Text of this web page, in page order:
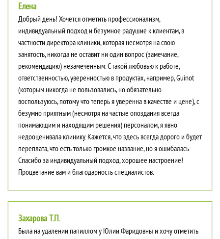
Добрый день! Хочется отметить профессионализм,
индивидуальный подход и безумное радушие к клиентам, в
частности директора клиники, которая несмотря на свою
занятость, никогда не оставит ни один вопрос (замечание,
рекомендацию) незамеченным. С такой любовью к работе,
ответственностью, уверенностью в продуктах, например, Guinot
(которым никогда не пользовались, но обязательно
воспользуюсь, потому что теперь я уверенна в качестве и цене), с
безумно приятным (несмотря на частые опоздания всегда
понимающим и находящим решения) персоналом, я явно
недооценивала клинику. Кажется, что здесь всегда дорого и будет
переплата, что есть только громкое название, но я ошибалась.
Спасибо за индивидуальный подход, хорошее настроение!
Процветание вам и благодарность специалистов.
Елена
Была на удалении папиллом у Юлии Фаридовны и хочу отметить
Захарова Т.П.